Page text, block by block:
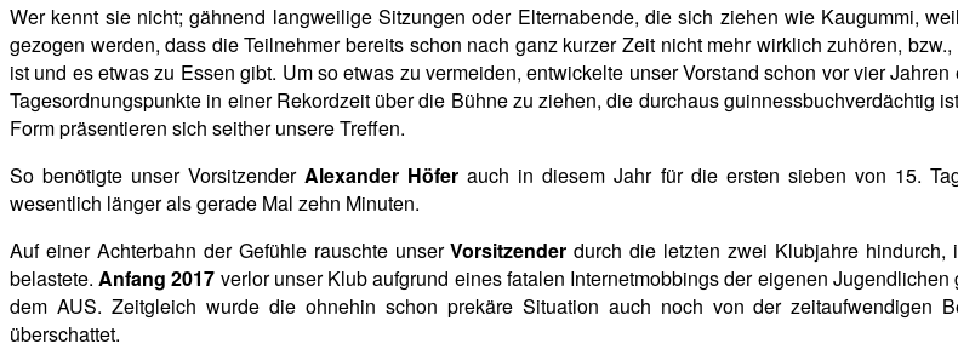
Wer kennt sie nicht; gähnend langweilige Sitzungen oder Elternabende, die sich ziehen wie Kaugummi,
gezogen werden, dass die Teilnehmer bereits schon nach ganz kurzer Zeit nicht mehr wirklich zuhören,
ist und es etwas zu Essen gibt. Um so etwas zu vermeiden, entwickelte unser Vorstand schon vor vier
Tagesordnungspunkte in einer Rekordzeit über die Bühne zu ziehen, die durchaus guinnessbuchverdächtig
Form präsentieren sich seither unsere Treffen.
So benötigte unser VorsitzenderAlexander Höfer auch in diesem Jahr für die ersten sieben von 15.
wesentlich länger als gerade Mal zehn Minuten.
Auf einer Achterbahn der Gefühle rauschte unserVorsitzender durch die letzten zwei Klubjahre
belastete.Anfang 2017 verlor unser Klub aufgrund eines fatalen Internetmobbings der eigenen Jugendlichen
dem AUS. Zeitgleich wurde die ohnehin schon prekäre Situation auch noch von der zeitaufwendigen
überschattet.